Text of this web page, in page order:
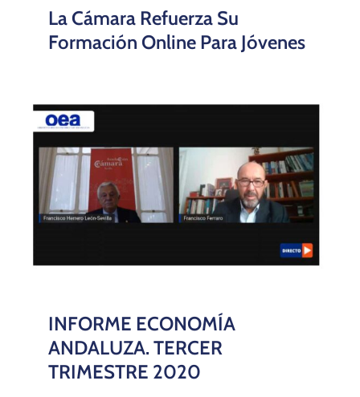
La Cámara Refuerza Su
Formación Online Para Jóvenes
INFORME ECONOMÍA
ANDALUZA. TERCER
TRIMESTRE 2020